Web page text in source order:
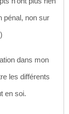
pénal, non sur
dans mon
les différents
en soi.